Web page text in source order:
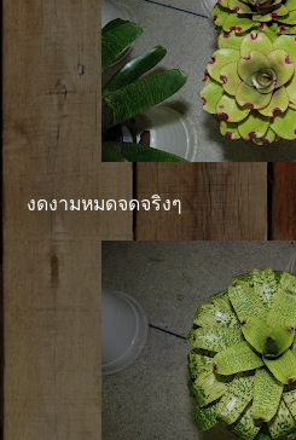
งดงามหมดจดจริงๆ